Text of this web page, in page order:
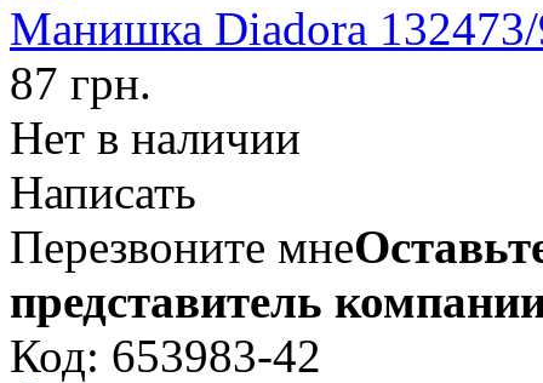
Манишка Diadora
87 грн.
Нет в наличии
Написать
Перезвоните мне
представитель
Код: 653983-42